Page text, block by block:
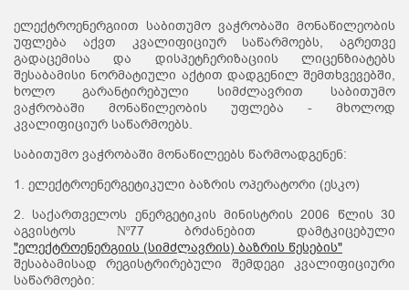
ელექტროენერგიით საბითუმო ვაჭრობაში მონაწილეობის
უფლება აქვთ კვალიფიციურ საწარმოებს, აგრეთვე
გადაცემისა და დისპეტჩერიზაციის ლიცენზიატებს
შესაბამისი ნორმატიული აქტით დადგენილ შემთხვევებში,
ხოლო გარანტირებული სიმძლავრით საბითუმო
ვაჭრობაში მონაწილეობის უფლება - მხოლოდ
კვალიფიციურ საწარმოებს.
საბითუმო ვაჭრობაში მონაწილეებს წარმოადგენენ:
1. ელექტროენერგეტიკული ბაზრის ოპერატორი (ესკო)
2. საქართველოს ენერგეტიკის მინისტრის 2006 წლის 30
აგვისტოს Νº77 ბრძანებით დამტკიცებული
"ელექტროენერგიის (სიმძლავრის) ბაზრის წესების"
შესაბამისად რეგისტრირებული შემდეგი კვალიფიციური
საწარმოები: